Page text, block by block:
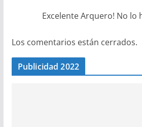
Excelente Arquero! No lo
Los comentarios están cerrados.
Publicidad 2022